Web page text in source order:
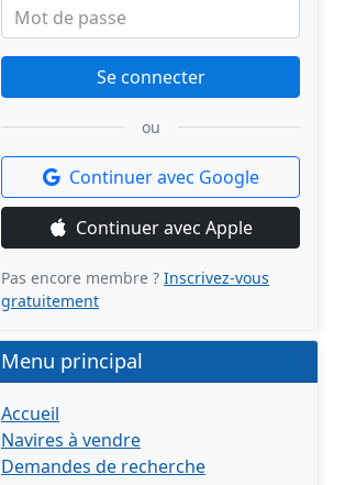
Mot de passe
Se connecter
ou
Continuer avec Google
Continuer avec Apple
Pas encore membre ? Inscrivez-vous
gratuitement
Menu principal
Accueil
Navires à vendre
Demandes de recherche